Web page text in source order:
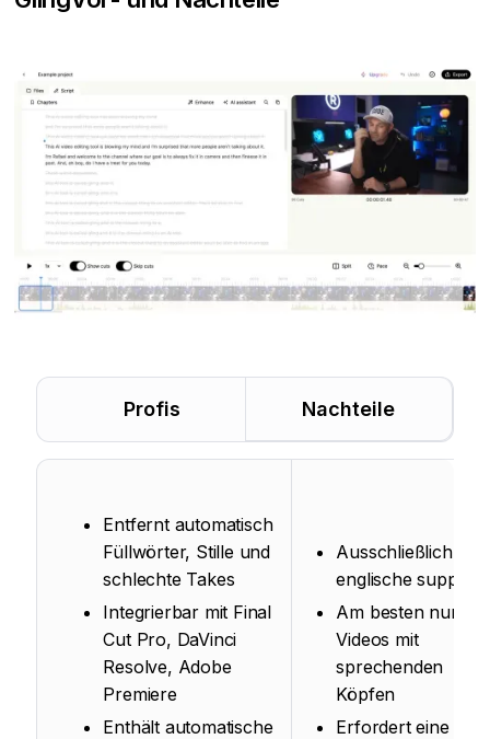
Profis Nachteile
Entfernt automatisch
Füllwörter, Stille und
schlechte Takes
Integrierbar mit Final
Cut Pro, DaVinci
Resolve, Adobe
Premiere
Enthält automatische
Ausschließlich
englische support
Am besten nur für
Videos mit
sprechenden
Köpfen
Erfordert eine